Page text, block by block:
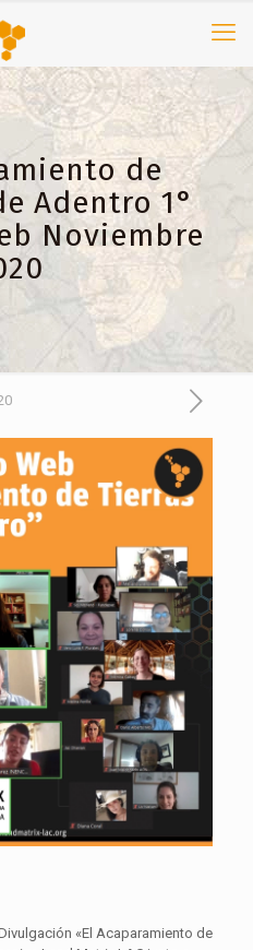
de
Adentro 1°
Noviembre
«El Acaparamiento de